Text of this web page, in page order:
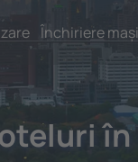
Închiriere